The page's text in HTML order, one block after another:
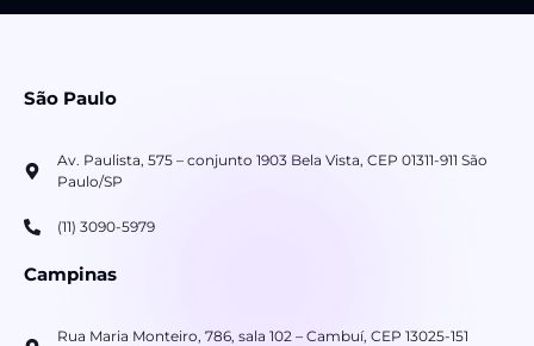
São Paulo
Av. Paulista, 575 – conjunto 1903 Bela Vista, CEP 01311-911 São
Paulo/SP
(11) 3090-5979
Campinas
Rua Maria Monteiro, 786, sala 102 – Cambuí, CEP 13025-151